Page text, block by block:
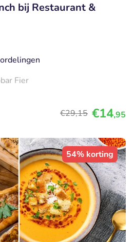
bij Restaurant &
Fier
€29,15 €14,95
54% korting